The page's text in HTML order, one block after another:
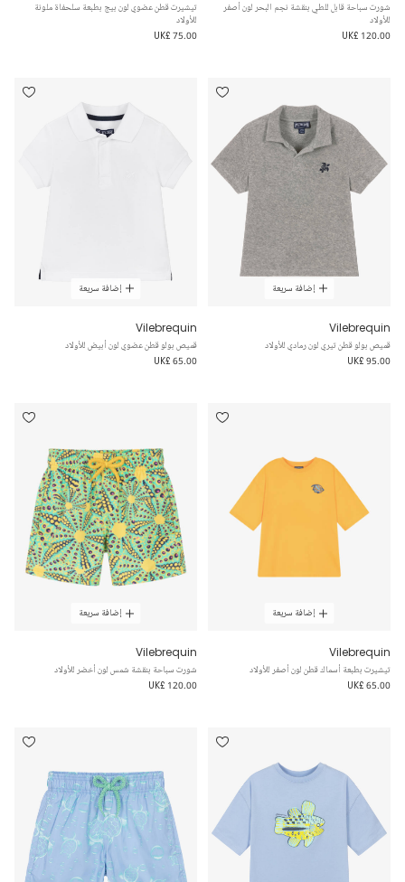
شورت سباحة قابل للطي بنقشة نجم البحر لون أصفر
للأولاد
UK£ 120.00
تيشيرت قطن عضوي لون بيج بطبعة سلحفاة ملونة
للأولاد
UK£ 75.00
إضافة سريعة
Vilebrequin
قميص بولو قطن تيري لون رمادي للأولاد
UK£ 95.00
إضافة سريعة
Vilebrequin
قميص بولو قطن عضوي لون أبيض للأولاد
UK£ 65.00
إضافة سريعة
Vilebrequin
تيشيرت بطبعة أسماك قطن لون أصفر للأولاد
UK£ 65.00
إضافة سريعة
Vilebrequin
شورت سباحة بنقشة شمس لون أخضر للأولاد
UK£ 120.00